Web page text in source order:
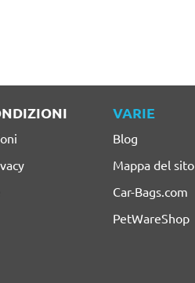
VARIE
Blog
Mappa del sito
Car-Bags.com
PetWareShop